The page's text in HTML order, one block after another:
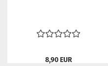
8,90 EUR